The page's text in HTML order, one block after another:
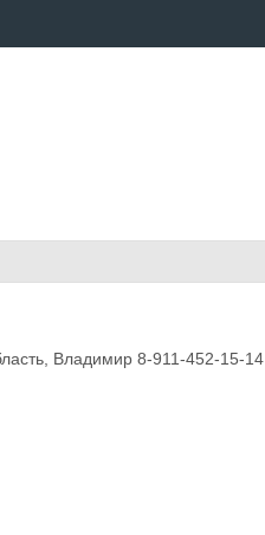
Владимир 8-911-452-15-14